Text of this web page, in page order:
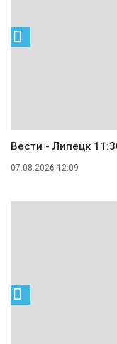
Вести - Липецк
07.08.2026 12:09